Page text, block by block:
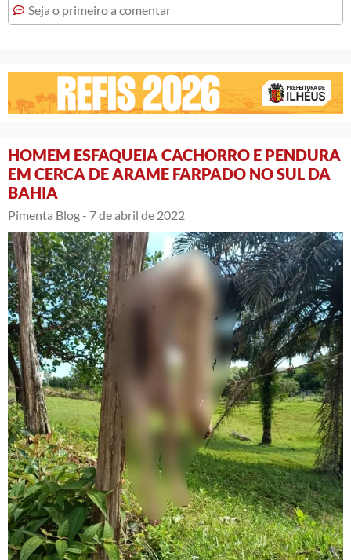
Seja o primeiro a comentar
HOMEM ESFAQUEIA CACHORRO E PENDURA
EM CERCA DE ARAME FARPADO NO SUL DA
BAHIA
Pimenta Blog - 7 de abril de 2022